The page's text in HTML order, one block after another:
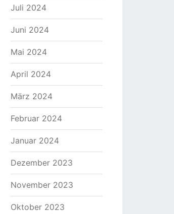
Juli 2024
Juni 2024
Mai 2024
April 2024
März 2024
Februar 2024
Januar 2024
Dezember 2023
November 2023
Oktober 2023